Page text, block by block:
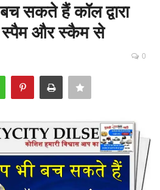
सकते हैं कॉल द्वारा
स्पैम और स्कैम से
0